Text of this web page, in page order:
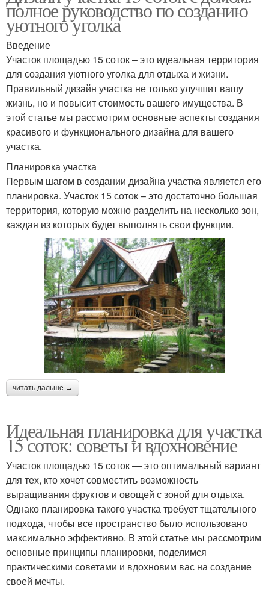
полное руководство по созданию
уютного уголка
Введение
Участок площадью 15 соток – это идеальная территория
для создания уютного уголка для отдыха и жизни.
Правильный дизайн участка не только улучшит вашу
жизнь, но и повысит стоимость вашего имущества. В
этой статье мы рассмотрим основные аспекты создания
красивого и функционального дизайна для вашего
участка.
Планировка участка
Первым шагом в создании дизайна участка является его
планировка. Участок 15 соток – это достаточно большая
территория, которую можно разделить на несколько зон,
каждая из которых будет выполнять свои функции.
читать дальше →
Идеальная планировка для участка
15 соток: советы и вдохновение
Участок площадью 15 соток — это оптимальный вариант
для тех, кто хочет совместить возможность
выращивания фруктов и овощей с зоной для отдыха.
Однако планировка такого участка требует тщательного
подхода, чтобы все пространство было использовано
максимально эффективно. В этой статье мы рассмотрим
основные принципы планировки, поделимся
практическими советами и вдохновим вас на создание
своей мечты.